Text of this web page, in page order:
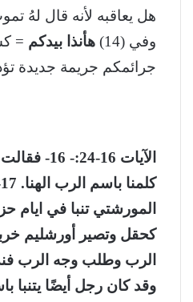
هل يعاقبه لأنه قال لهُ
وفي (14)
هأنذا بيدكم =
جرائمكم جريمة جديدة
الآيات
المورشتي تنبا في ايام
وقد كان رجل أيضًا يتنبا